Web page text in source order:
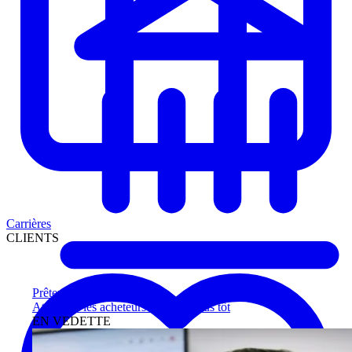
Prêteurs
Atteignez les acheteurs qualifiés plus tôt
EN VEDETTE
Carrières
CLIENTS